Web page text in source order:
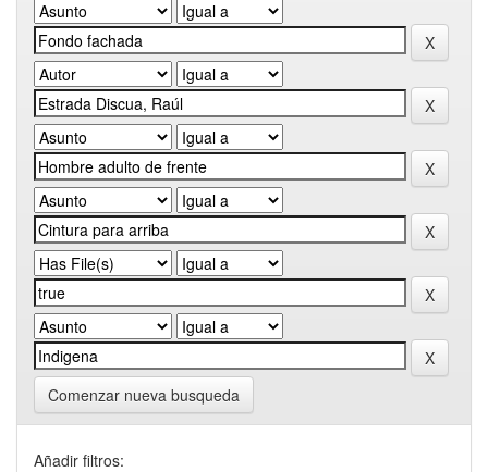
Comenzar nueva busqueda
Añadir filtros: